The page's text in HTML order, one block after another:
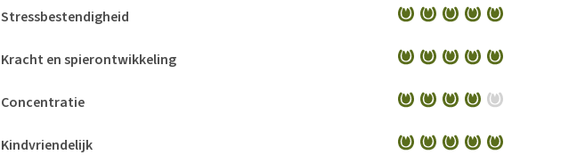
Stressbestendigheid
Kracht en spierontwikkeling
Concentratie
Kindvriendelijk